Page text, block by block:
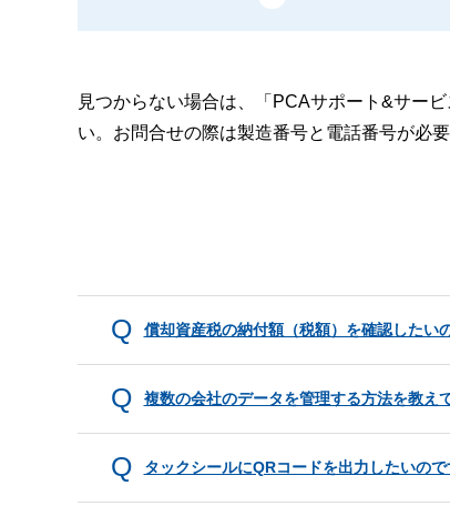
見つからない場合は、「PCAサポート&サー
い。お問合せの際は製造番号と電話番号が必要
償却資産税の納付額（税額）を確認したい
複数の会社のデータを管理する方法を教え
タックシールにQRコードを出力したいので